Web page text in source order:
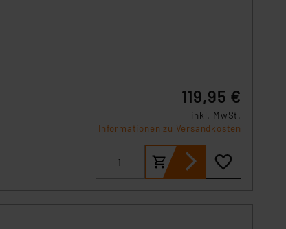
119,95 €
inkl. MwSt.
Informationen zu Versandkosten